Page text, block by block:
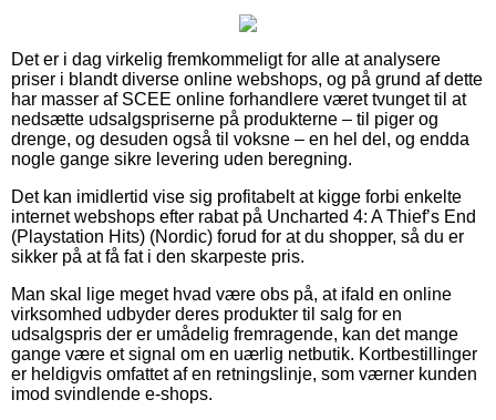
Det er i dag virkelig fremkommeligt for alle at analysere
priser i blandt diverse online webshops, og på grund af dette
har masser af SCEE online forhandlere været tvunget til at
nedsætte udsalgspriserne på produkterne – til piger og
drenge, og desuden også til voksne – en hel del, og endda
nogle gange sikre levering uden beregning.
Det kan imidlertid vise sig profitabelt at kigge forbi enkelte
internet webshops efter rabat på Uncharted 4: A Thief’s End
(Playstation Hits) (Nordic) forud for at du shopper, så du er
sikker på at få fat i den skarpeste pris.
Man skal lige meget hvad være obs på, at ifald en online
virksomhed udbyder deres produkter til salg for en
udsalgspris der er umådelig fremragende, kan det mange
gange være et signal om en uærlig netbutik. Kortbestillinger
er heldigvis omfattet af en retningslinje, som værner kunden
imod svindlende e-shops.